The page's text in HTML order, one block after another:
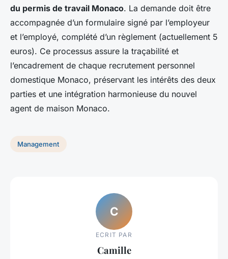
du permis de travail Monaco. La demande doit être
accompagnée d’un formulaire signé par l’employeur
et l’employé, complété d’un règlement (actuellement 5
euros). Ce processus assure la traçabilité et
l’encadrement de chaque recrutement personnel
domestique Monaco, préservant les intérêts des deux
parties et une intégration harmonieuse du nouvel
agent de maison Monaco.
Management
C
ECRIT PAR
Camille